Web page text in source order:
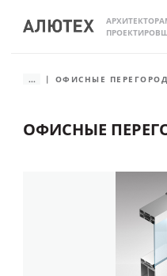
... ОФИСНЫЕ
ОФИСНЫЕ